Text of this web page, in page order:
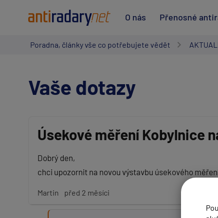
O nás Přenosné
Poradna, články vše co potřebujete vědět
Vaše dotazy
Vaše jméno:
Předmět:
Úsekové měření Kobylnice
Dobrý den,
chci upozornit na novou výstavbu úsekového
Martin před 2 měsíci